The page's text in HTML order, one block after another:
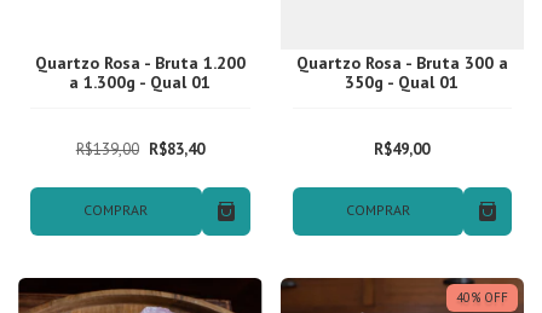
Quartzo Rosa - Bruta 1.200
a 1.300g - Qual 01
R$139,00 R$83,40
COMPRAR
Quartzo Rosa - Bruta 300 a
350g - Qual 01
R$49,00
COMPRAR
40% OFF